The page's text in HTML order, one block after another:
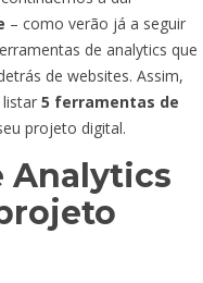
– como verão já a seguir
de analytics que
de websites. Assim,
5 ferramentas de
projeto digital.
Analytics